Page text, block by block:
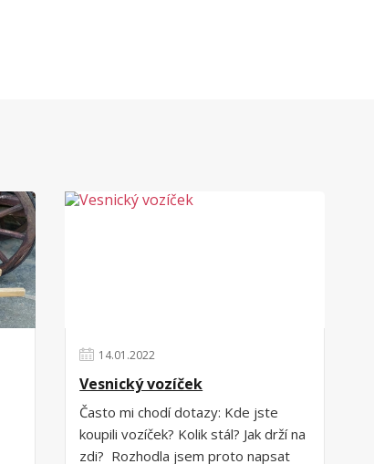
14.01 .2022
Vesnický vozíček
Často mi chodí dotazy: Kde jste
koupili vozíček? Kolik stál? Jak drží na
zdi? Rozhodla jsem proto napsat